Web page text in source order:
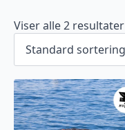
Viser alle 2 resultater